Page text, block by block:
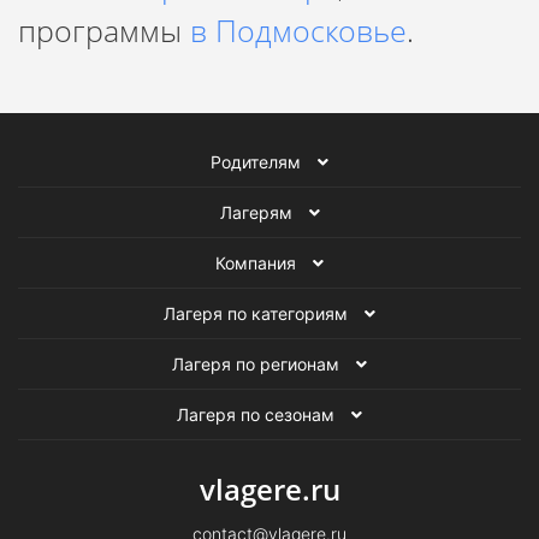
программы в Подмосковье.
Родителям
Лагерям
Компания
Лагеря по категориям
Лагеря по регионам
Лагеря по сезонам
vlagere.ru
contact@vlagere.ru